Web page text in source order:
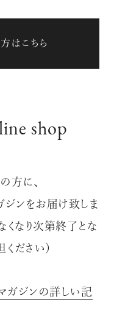
はこちら
shop
方に、
ジンをお届け致しま
くなり次第終了とな
ださい）
ガジンの詳しい記